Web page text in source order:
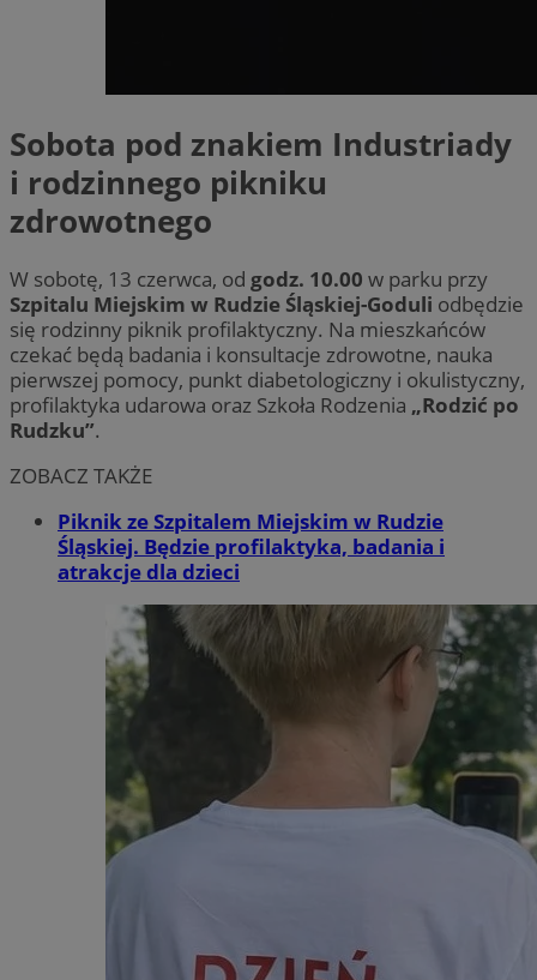
Sobota pod znakiem Industriady
i rodzinnego pikniku
zdrowotnego
W sobotę, 13 czerwca, od godz. 10.00 w parku przy
Szpitalu Miejskim w Rudzie Śląskiej-Goduli odbędzie
się rodzinny piknik profilaktyczny. Na mieszkańców
czekać będą badania i konsultacje zdrowotne, nauka
pierwszej pomocy, punkt diabetologiczny i okulistyczny,
profilaktyka udarowa oraz Szkoła Rodzenia „Rodzić po
Rudzku”.
ZOBACZ TAKŻE
Piknik ze Szpitalem Miejskim w Rudzie
Śląskiej. Będzie profilaktyka, badania i
atrakcje dla dzieci